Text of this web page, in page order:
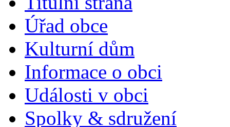
Úřad obce
Kulturní dům
Informace o obci
Události v obci
Spolky & sdružení